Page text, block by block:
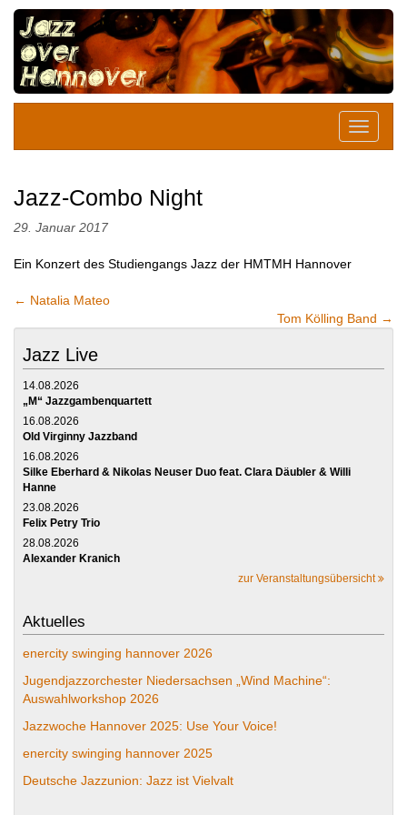
Jazz-Combo Night
29. Januar 2017
Ein Konzert des Studiengangs Jazz der HMTMH Hannover
← Natalia Mateo
Tom Kölling Band →
Jazz Live
14.08.2026
„M“ Jazzgambenquartett
16.08.2026
Old Virginny Jazzband
16.08.2026
Silke Eberhard & Nikolas Neuser Duo feat. Clara Däubler & Willi
Hanne
23.08.2026
Felix Petry Trio
28.08.2026
Alexander Kranich
zur Veranstaltungsübersicht
Aktuelles
enercity swinging hannover 2026
Jugendjazzorchester Niedersachsen „Wind Machine“:
Auswahlworkshop 2026
Jazzwoche Hannover 2025: Use Your Voice!
enercity swinging hannover 2025
Deutsche Jazzunion: Jazz ist Vielvalt